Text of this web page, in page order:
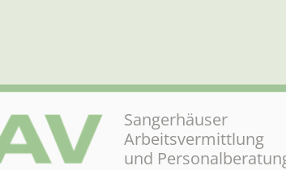
Sangerhäuser
Arbeitsvermittlung
und